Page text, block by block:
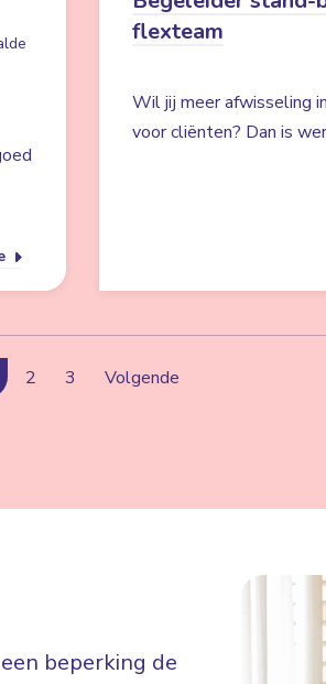
flexteam
Wil jij meer afwisseling
voor cliënten? Dan is
2 3 Volgende
beperking de